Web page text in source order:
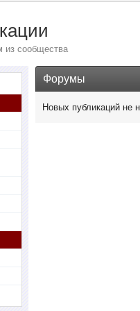
из сообщества
Форумы
Новых публикаций не